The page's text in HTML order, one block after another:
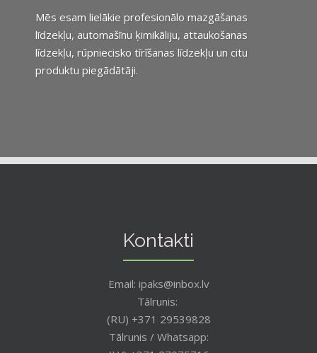
Mēs esam lielākie profesionālo mazgāšanas
līdzekļu, automašīnu ķimikāliju, attaukošanas
līdzekļu, rūpniecisko tīrīšanas līdzekļu un citu
produktu piegādātāji.
Kontakti
Email: ipaks@inbox.lv
Tālrunis:
(RU) +371 29539828
Tālrunis / Whatsapp: